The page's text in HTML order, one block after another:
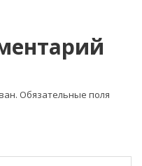
Обязательные поля